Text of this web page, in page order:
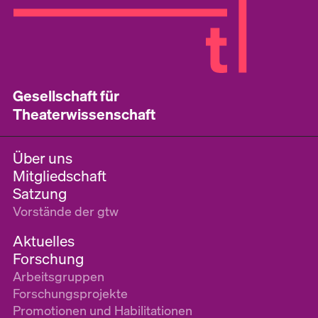
Gesellschaft für
Theaterwissenschaft
Über uns
Mitgliedschaft
Satzung
Vorstände der gtw
Aktuelles
Forschung
Arbeitsgruppen
Forschungsprojekte
Promotionen und Habilitationen